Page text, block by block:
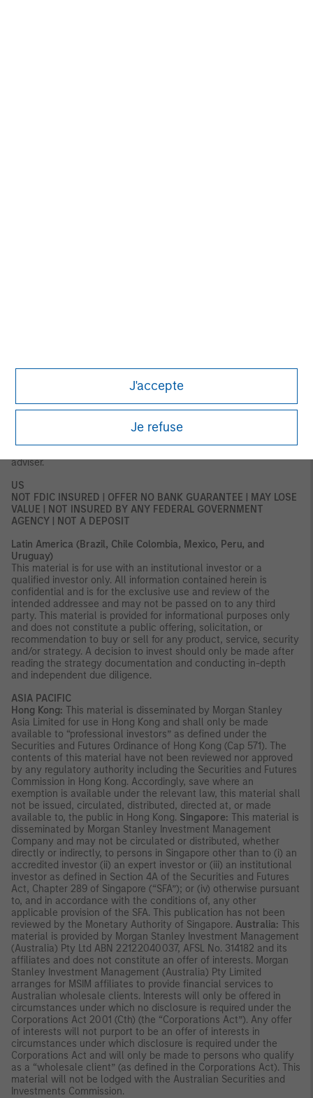
J'accepte
Je refuse
Accordingly, the DFSA has not approved this document or any
other associated documents nor taken any steps to verify the
information set out in this document and has no responsibility for
it. The financial product to which this document relates may be
Prospective purchasers should conduct their own due diligence
adviser.
US
NOT FDIC INSURED | OFFER NO BANK GUARANTEE | MAY LOSE
VALUE | NOT INSURED BY ANY FEDERAL GOVERNMENT
AGENCY | NOT A DEPOSIT
Latin America (Brazil, Chile Colombia, Mexico, Peru, and
Uruguay)
This material is for use with an institutional investor or a
qualified investor only. All information contained herein is
confidential and is for the exclusive use and review of the
intended addressee and may not be passed on to any third
party. This material is provided for informational purposes only
and does not constitute a public offering, solicitation, or
recommendation to buy or sell for any product, service, security
and/or strategy. A decision to invest should only be made after
reading the strategy documentation and conducting in-depth
and independent due diligence.
ASIA PACIFIC
Hong Kong: This material is disseminated by Morgan Stanley
Asia Limited for use in Hong Kong and shall only be made
available to “professional investors” as defined under the
Securities and Futures Ordinance of Hong Kong (Cap 571). The
contents of this material have not been reviewed nor approved
by any regulatory authority including the Securities and Futures
Commission in Hong Kong. Accordingly, save where an
exemption is available under the relevant law, this material shall
not be issued, circulated, distributed, directed at, or made
available to, the public in Hong Kong. Singapore: This material is
disseminated by Morgan Stanley Investment Management
Company and may not be circulated or distributed, whether
directly or indirectly, to persons in Singapore other than to (i) an
accredited investor (ii) an expert investor or (iii) an institutional
investor as defined in Section 4A of the Securities and Futures
Act, Chapter 289 of Singapore (“SFA”); or (iv) otherwise pursuant
to, and in accordance with the conditions of, any other
applicable provision of the SFA. This publication has not been
reviewed by the Monetary Authority of Singapore. Australia: This
material is provided by Morgan Stanley Investment Management
(Australia) Pty Ltd ABN 22122040037, AFSL No. 314182 and its
affiliates and does not constitute an offer of interests. Morgan
Stanley Investment Management (Australia) Pty Limited
arranges for MSIM affiliates to provide financial services to
Australian wholesale clients. Interests will only be offered in
circumstances under which no disclosure is required under the
Corporations Act 2001 (Cth) (the “Corporations Act”). Any offer
of interests will not purport to be an offer of interests in
circumstances under which disclosure is required under the
Corporations Act and will only be made to persons who qualify
as a “wholesale client” (as defined in the Corporations Act). This
material will not be lodged with the Australian Securities and
Investments Commission.